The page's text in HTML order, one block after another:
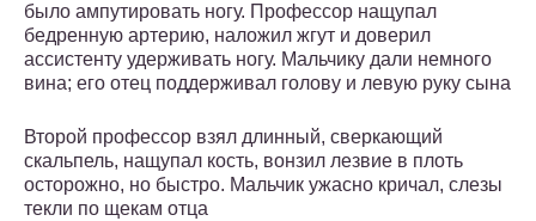
было ампутировать ногу. Профессор нащупал
бедренную артерию, наложил жгут и доверил
ассистенту удерживать ногу. Мальчику дали немного
вина; его отец поддерживал голову и левую руку сына
Второй профессор взял длинный, сверкающий
скальпель, нащупал кость, вонзил лезвие в плоть
осторожно, но быстро. Мальчик ужасно кричал, слезы
текли по щекам отца